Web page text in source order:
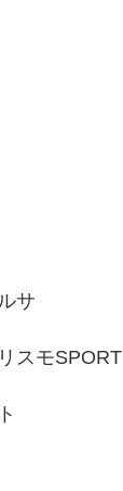
サ
スモSPORT